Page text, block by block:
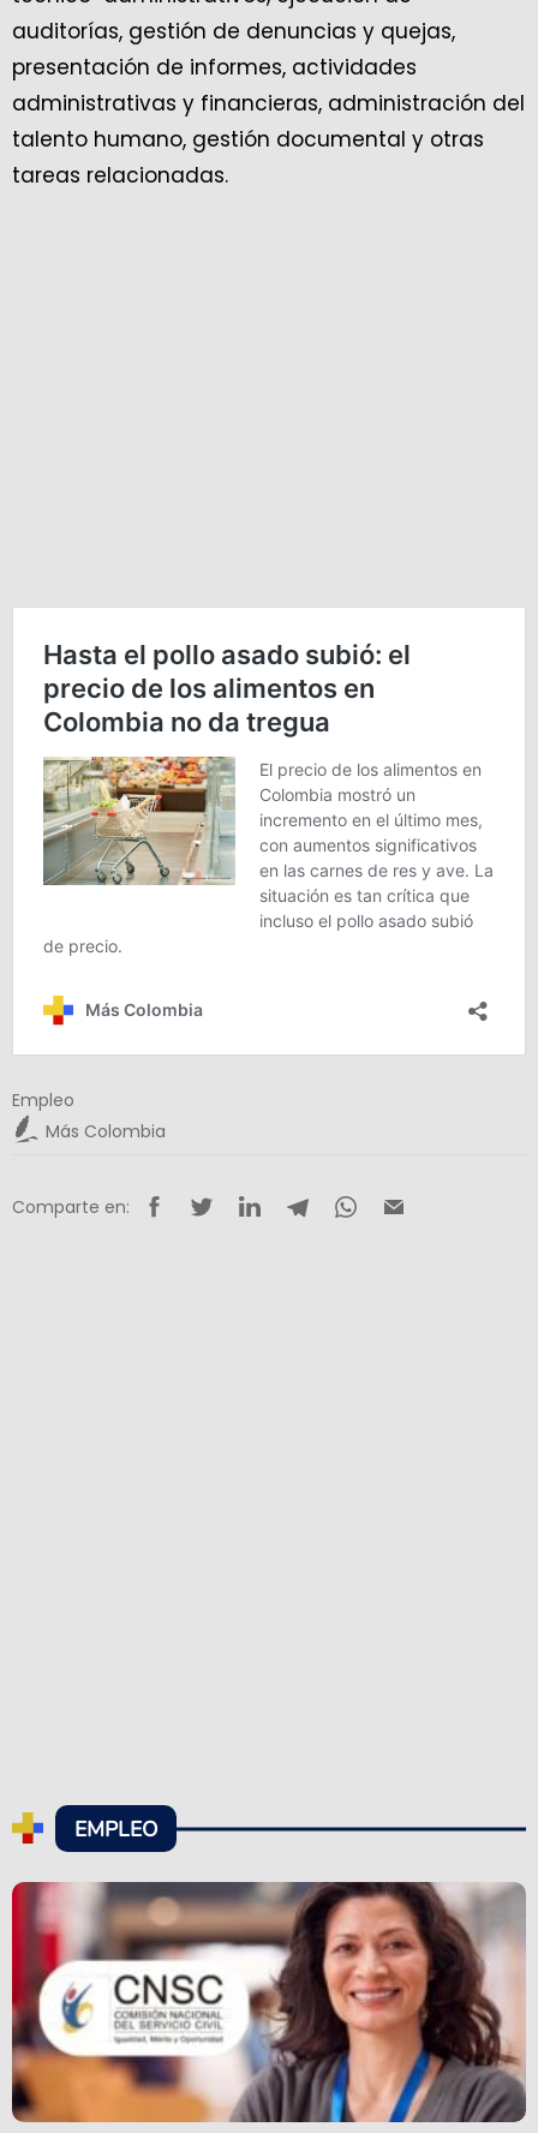
auditorías, gestión de denuncias y quejas,
presentación de informes, actividades
administrativas y financieras, administración del
talento humano, gestión documental y otras
tareas relacionadas.
Empleo
Más Colombia
Comparte en:
EMPLEO